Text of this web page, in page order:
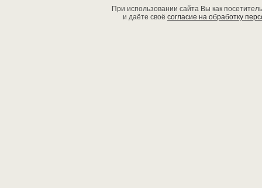
При использовании сайта Вы как
и даёте своё согласие на обработку